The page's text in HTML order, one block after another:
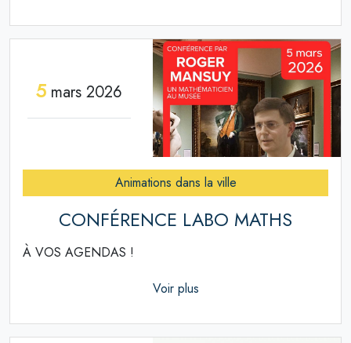
5mars 2026
Animations dans la ville
CONFÉRENCE LABO MATHS
À VOS AGENDAS !
Voir plus